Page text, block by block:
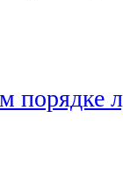
порядке